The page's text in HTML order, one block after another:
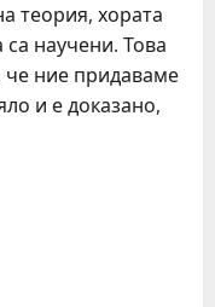
теория, хората
научени. Това
че ние придаваме
и е доказано,